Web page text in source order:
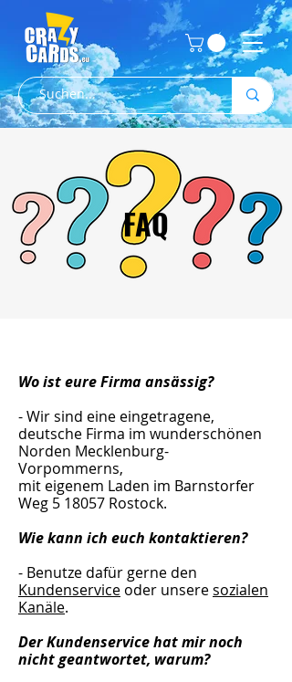
FAQ
Wo ist eure Firma ansässig?
- Wir sind eine eingetragene,
deutsche Firma im wunderschönen
Norden Mecklenburg-
Vorpommerns,
mit eigenem Laden im Barnstorfer
Weg 5 18057 Rostock.
Wie kann ich euch kontaktieren?
- Benutze dafür gerne den
Kundenservice oder unseresozialen
Kanäle.
Der Kundenservice hat mir noch
nicht geantwortet, warum?